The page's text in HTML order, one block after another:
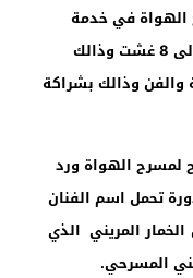
في خدمة
التراث"، الذي امتدت دورته من 4 غشت الى 8 غشت وذالك
والفن وذالك بشراكة
لمسرح الهواة ورد
تحمل اسم الفنان
الخمار المريني الذي
المسرحي.